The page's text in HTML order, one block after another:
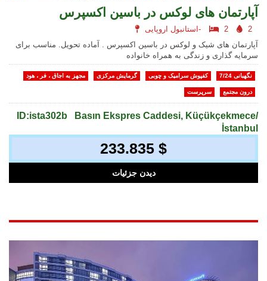
آپارتمان های لوکس در باسین اکسپرس
استانبول اروپایی- 2
2
آپارتمان های شیک و لوکس در باسین اکسپرس . آماده تحویل. مناسب برای
سرمایه گذاری و زندگی به همراه خانواده
مجهز به اجاق ، فر ، هود گرمایش مرکزی کفپوش سرامیک و چوبی نگهبانی 7/24
سرپرست درون مجتمع
ID:ista302b
Basın Ekspres Caddesi, Küçükçekmece/
İstanbul
233.835 $
دیدن جزئیات